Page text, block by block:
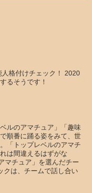
格付けチェック！ 2020
るそうです！
ルのアマチュア」「趣味
順番に踊る姿をみて、世
「トップレベルのアマチ
は間違えるはずがな
マチュア」を選んだチー
クは、チームで話し合い